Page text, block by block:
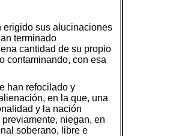
erigido sus alucinaciones
terminado
cantidad de su propio
contaminando, con esa
han refocilado y
en la que, una
y la nación
niegan, en
soberano, libre e